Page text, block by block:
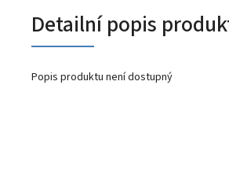
Detailní popis
Popis produktu není dostupný